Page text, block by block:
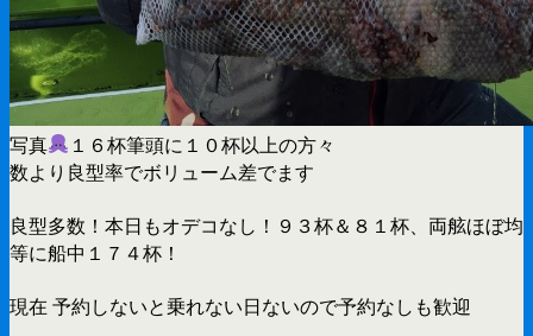
写真
１６杯筆頭に１０杯以上の方々
数より良型率でボリューム差でます
良型多数！本日もオデコなし！９３杯＆８１杯、両舷ほぼ均
等に船中１７４杯！
現在 予約しないと乗れない日ないので予約なしも歓迎